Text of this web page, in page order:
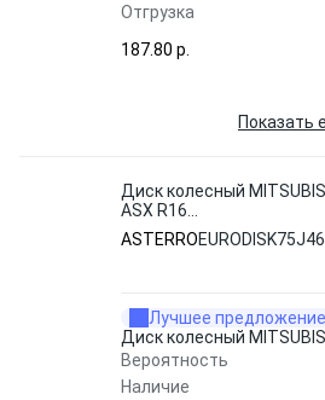
Отгрузка
187.80 p.
Показать
Диск колесный
ASX R16
ASTERRO
ASTERRO
Лучшее предложение
Диск колесный
Вероятность
Наличие